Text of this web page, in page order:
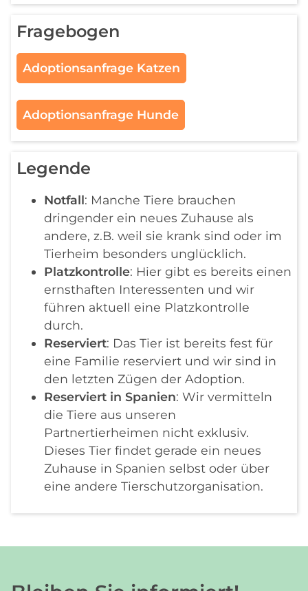
Fragebogen
Adoptionsanfrage Katzen
Adoptionsanfrage Hunde
Legende
Notfall: Manche Tiere brauchen
dringender ein neues Zuhause als
andere, z.B. weil sie krank sind oder im
Tierheim besonders unglücklich.
Platzkontrolle: Hier gibt es bereits einen
ernsthaften Interessenten und wir
führen aktuell eine Platzkontrolle
durch.
Reserviert: Das Tier ist bereits fest für
eine Familie reserviert und wir sind in
den letzten Zügen der Adoption.
Reserviert in Spanien: Wir vermitteln
die Tiere aus unseren
Partnertierheimen nicht exklusiv.
Dieses Tier findet gerade ein neues
Zuhause in Spanien selbst oder über
eine andere Tierschutzorganisation.